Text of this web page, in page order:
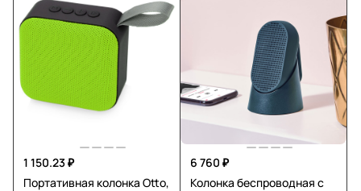
1 150.23 ₽
Портативная колонка Otto,
6 760 ₽
Колонка беспроводная с